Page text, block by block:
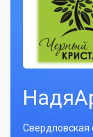
Свердловская